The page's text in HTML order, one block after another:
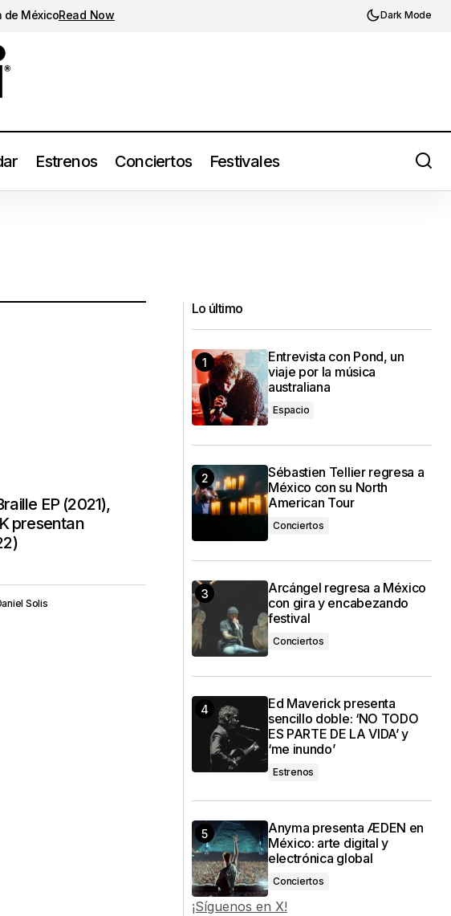
de MéxicoRead Now Dark Mode
Estrenos Conciertos Festivales
EP (2021),
presentan
Solis
Lo último
Entrevista con Pond, un
viaje por la música
australiana
Espacio
Sébastien Tellier regresa a
México con su North
American Tour
Conciertos
Arcángel regresa a México
con gira y encabezando
festival
Conciertos
Ed Maverick presenta
sencillo doble: ‘NO TODO
ES PARTE DE LA VIDA’ y
‘me inundo’
Estrenos
Anyma presenta ÆDEN en
México: arte digital y
electrónica global
Conciertos
¡Síguenos en X!